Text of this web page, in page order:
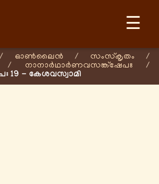
☰
/ ഓണ്‍ലൈന്‍ / സംസ്കൃതം
/
/ നാനാർഥാർണവസങ്ക്ഷേപഃ /
19 - കേശവസ്വാമി